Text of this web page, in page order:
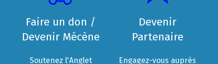
Faire un don /
Devenir Mécène
Soutenez l'Anglet
Devenir
Partenaire
Engagez-vous auprès